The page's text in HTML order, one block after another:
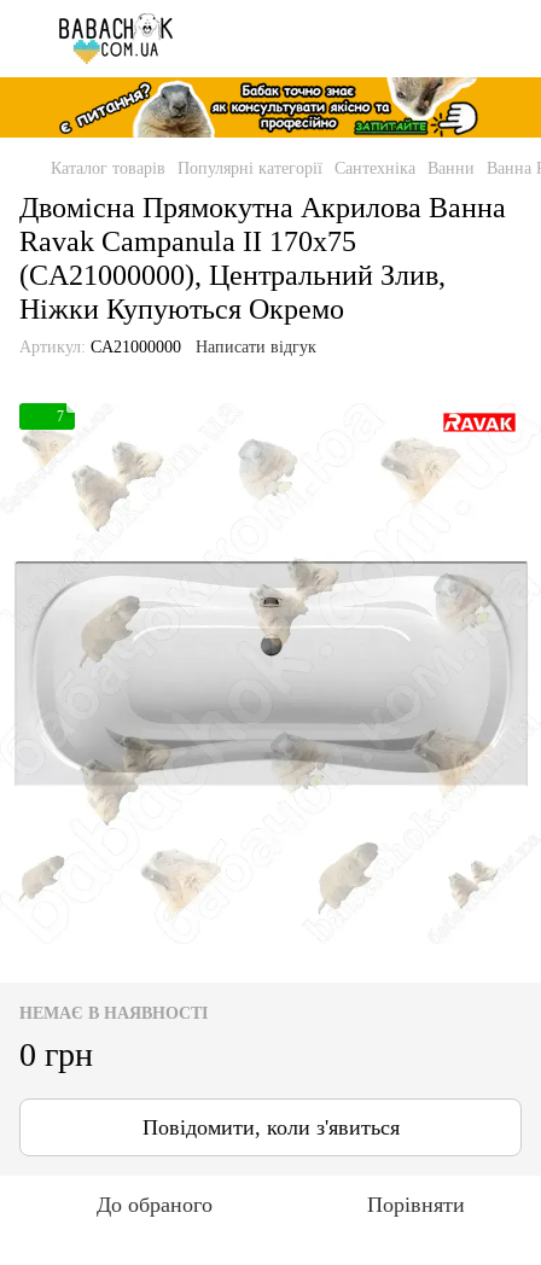
Каталог товарів Популярні категорії Сантехніка Ванни Ванна
Двомісна Прямокутна Акрилова Ванна
Ravak Campanula II 170x75
(CA21000000), Центральний Злив,
Ніжки Купуються Окремо
Артикул: CA21000000 Написати відгук
7
НЕМАЄ В НАЯВНОСТІ
0 грн
Повідомити, коли з'явиться
До обраного Порівняти